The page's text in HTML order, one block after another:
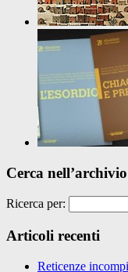
Cerca nell’archivio
Ricerca per:
Articoli recenti
Reticenze